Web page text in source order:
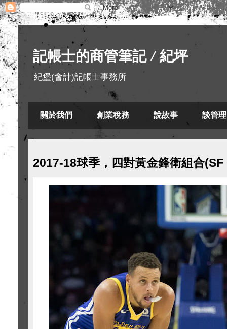
記帳士的商管筆記 / 紀坪
紀堡(會計)記帳士事務所
關於我們 創業稅務 說故事 談管理
2017-18球季，四對黃金鋒衛組合(SF